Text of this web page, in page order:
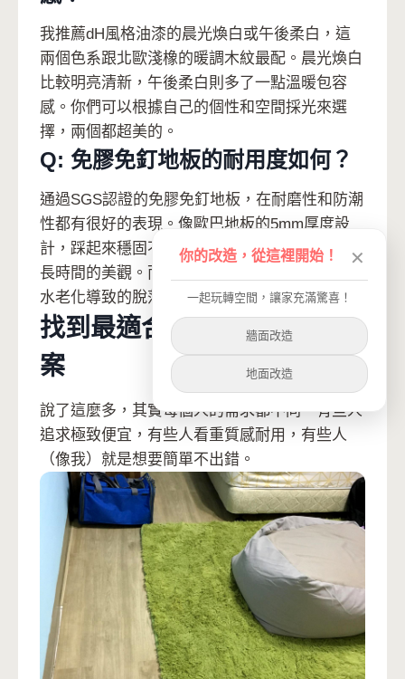
我推薦dH風格油漆的晨光煥白或午後柔白，這
兩個色系跟北歐淺橡的暖調木紋最配。晨光煥白
比較明亮清新，午後柔白則多了一點溫暖包容
感。你們可以根據自己的個性和空間採光來選
擇，兩個都超美的。
Q: 免膠免釘地板的耐用度如何？
通過SGS認證的免膠免釘地板，在耐磨性和防潮
性都有很好的表現。像歐巴地板的5mm厚度設
計，踩起來穩固不變形，正常使用下可以維持很
長時間的美觀。而且因為不用膠水，也不會有膠
水老化導致的脫落問題。
找到最適合你的地板解決方
案
說了這麼多，其實每個人的需求都不同。有些人
追求極致便宜，有些人看重質感耐用，有些人
（像我）就是想要簡單不出錯。
你的改造，從這裡開始！ ✕
一起玩轉空間，讓家充滿驚喜！
牆面改造
地面改造